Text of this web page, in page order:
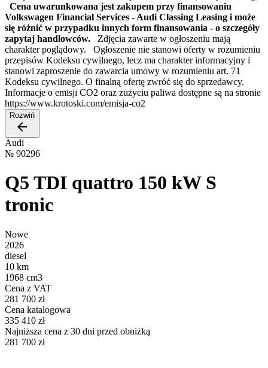
Cena uwarunkowana jest zakupem przy finansowaniu
Volkswagen Financial Services - Audi Classing Leasing i może
się różnić w przypadku innych form finansowania - o szczegóły
zapytaj handlowców. Zdjęcia zawarte w ogłoszeniu mają
charakter poglądowy. Ogłoszenie nie stanowi oferty w rozumieniu
przepisów Kodeksu cywilnego, lecz ma charakter informacyjny i
stanowi zaproszenie do zawarcia umowy w rozumieniu art. 71
Kodeksu cywilnego. O finalną ofertę zwróć się do sprzedawcy.
Informacje o emisji CO2 oraz zużyciu paliwa dostępne są na stronie
https://www.krotoski.com/emisja-co2
Rozwiń
Audi
№ 90296
Q5 TDI quattro 150 kW S
tronic
Nowe
2026
diesel
10 km
1968 cm3
Cena z VAT
281 700 zł
Cena katalogowa
335 410 zł
Najniższa cena z 30 dni przed obniżką
281 700 zł